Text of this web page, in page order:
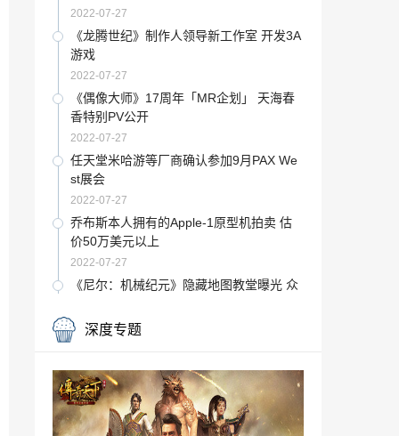
2022-07-27
《龙腾世纪》制作人领导新工作室 开发3A
游戏
2022-07-27
《偶像大师》17周年「MR企划」 天海春
香特别PV公开
2022-07-27
任天堂米哈游等厂商确认参加9月PAX We
st展会
2022-07-27
乔布斯本人拥有的Apple-1原型机拍卖 估
价50万美元以上
2022-07-27
《尼尔：机械纪元》隐藏地图教堂曝光 众
2022-07-27
2022-07-27
陈小春群星领衔 《传奇天下》手游今日震
撼上线
深度专题